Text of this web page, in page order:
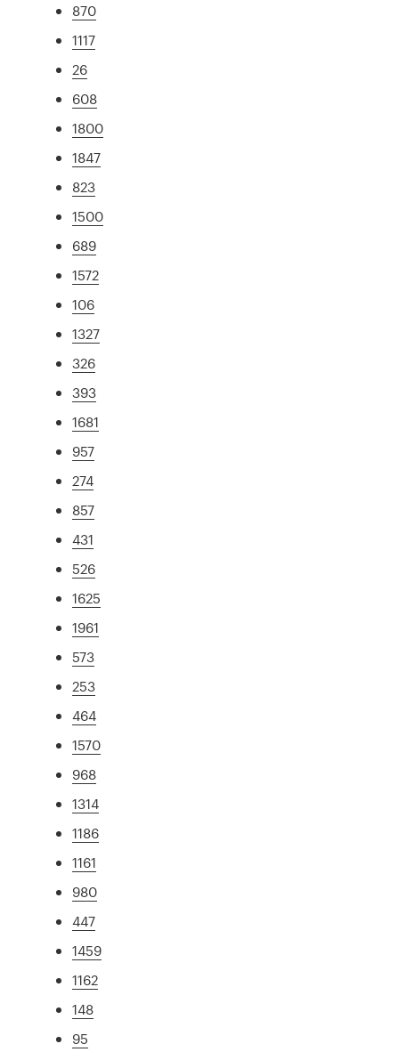
870
1117
26
608
1800
1847
823
1500
689
1572
106
1327
326
393
1681
957
274
857
431
526
1625
1961
573
253
464
1570
968
1314
1186
1161
980
447
1459
1162
148
95